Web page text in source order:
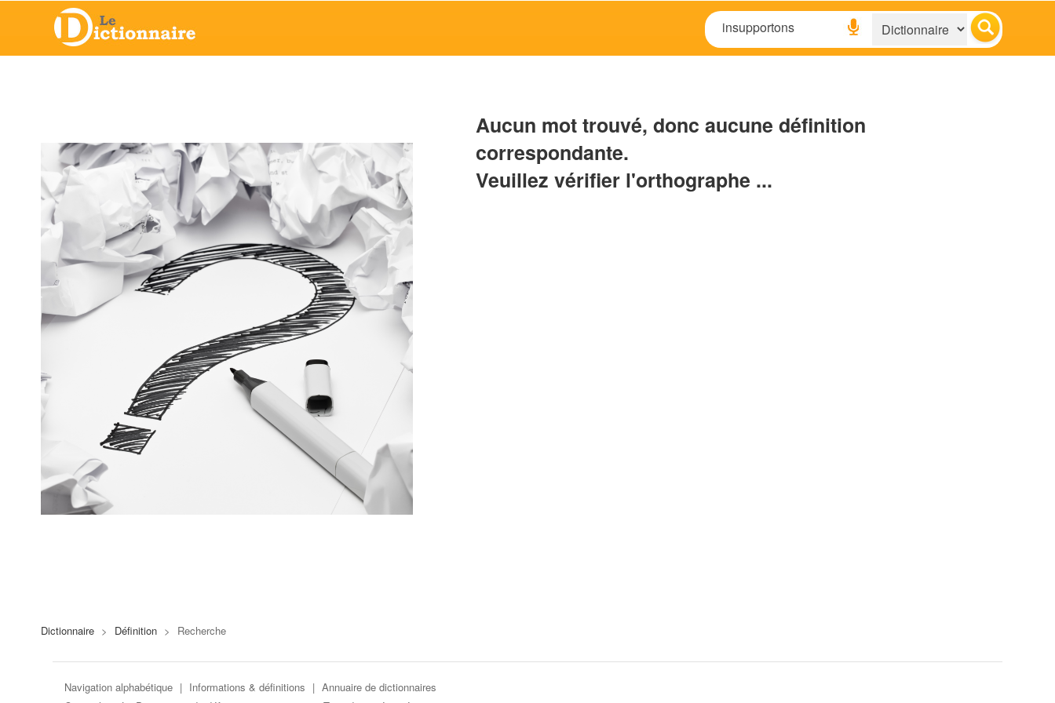
Aucun mot trouvé, donc aucune définition
correspondante.
Veuillez vérifier l'orthographe ...
Dictionnaire > Définition > Recherche
Navigation alphabétique | Informations & définitions | Annuaire de dictionnaires